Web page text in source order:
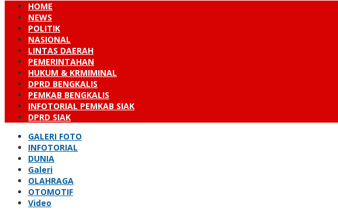
HOME
NEWS
POLITIK
NASIONAL
LINTAS DAERAH
PEMERINTAHAN
HUKUM & KRMIMINAL
DPRD BENGKALIS
PEMKAB BENGKALIS
INFOTORIAL PEMKAB SIAK
DPRD SIAK
GALERI FOTO
INFOTORIAL
DUNIA
Galeri
OLAHRAGA
OTOMOTIF
Video